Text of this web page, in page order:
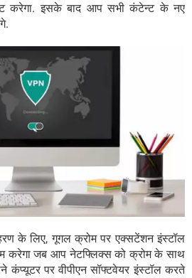
करेगा. इसके बाद आप सभी कंटेन्ट के नए
के लिए, गूगल क्रोम पर एक्सटेंशन इंस्टॉल
करेगा जब आप नेटफ्लिक्स को क्रोम के साथ
पर वीपीएन सॉफ्टवेयर इंस्टॉल करते